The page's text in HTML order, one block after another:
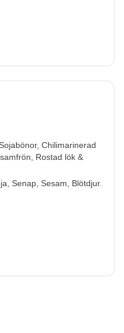
Chilimarinerad
Rostad lök &
Senap, Sesam, Blötdjur.